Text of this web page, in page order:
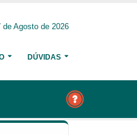
Agosto de 2026
DÚVIDAS